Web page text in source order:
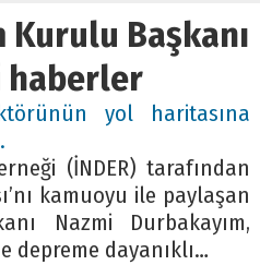
Kurulu Başkanı
yol haritasına
(İNDER) tarafından
kamuoyu ile paylaşan
Nazmi Durbakayım,
depreme dayanıklı…